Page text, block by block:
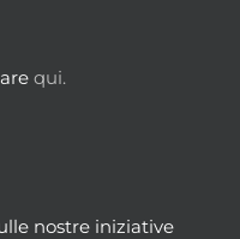
qui.
nostre iniziative